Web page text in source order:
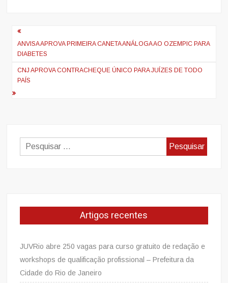
Navegação
de
artigos
ANVISA APROVA PRIMEIRA CANETA ANÁLOGA AO OZEMPIC PARA
DIABETES
CNJ APROVA CONTRACHEQUE ÚNICO PARA JUÍZES DE TODO
PAÍS
Pesquisar
por:
Artigos recentes
JUVRio abre 250 vagas para curso gratuito de redação e
workshops de qualificação profissional – Prefeitura da
Cidade do Rio de Janeiro